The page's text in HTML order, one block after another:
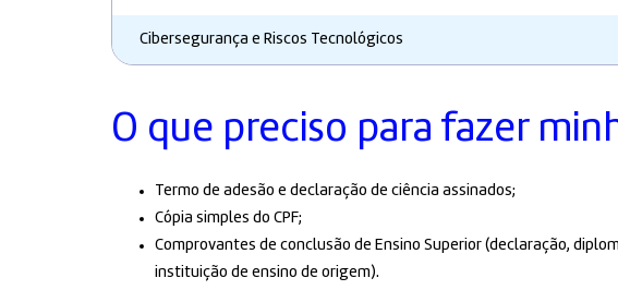
Cibersegurança e Riscos Tecnológicos
O que preciso para fazer
Termo de adesão e declaração de ciência assinados;
Cópia simples do CPF;
Comprovantes de conclusão de Ensino Superior (declaração,
instituição de ensino de origem).